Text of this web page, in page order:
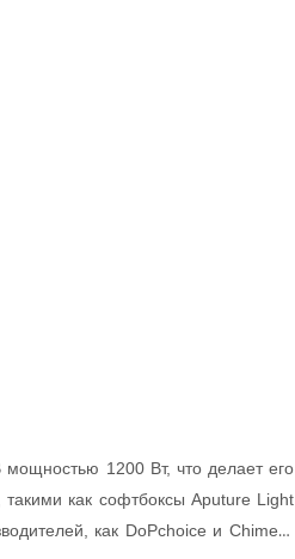
1200 Вт, что делает его
как софтбоксы Aputure Light
как DoPchoice и Chimera